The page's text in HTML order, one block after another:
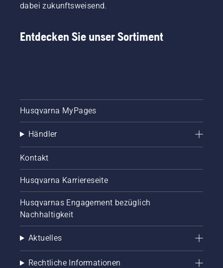
dabei zukunftsweisend.
Entdecken Sie unser Sortiment
Husqvarna MyPages
Händler
Kontakt
Husqvarna Karriereseite
Husqvarnas Engagement bezüglich
Nachhaltigkeit
Aktuelles
Rechtliche Informationen